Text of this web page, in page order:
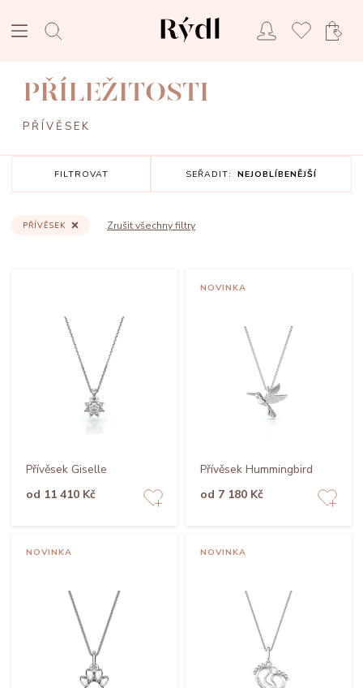
PŘÍLEŽITOSTI
PŘÍVĚSEK
FILTROVAT SEŘADIT: NEJOBLÍBENĚJŠÍ
Zrušit všechny filtry
PŘÍVĚSEK
Přívěsek Giselle
od 11 410 Kč
NOVINKA
Přívěsek Hummingbird
od 7 180 Kč
NOVINKA NOVINKA